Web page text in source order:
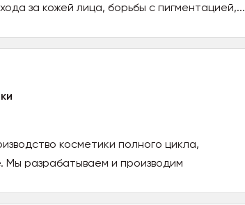
за кожей лица, борьбы с пигментацией,...
косметики полного цикла,
разрабатываем и производим